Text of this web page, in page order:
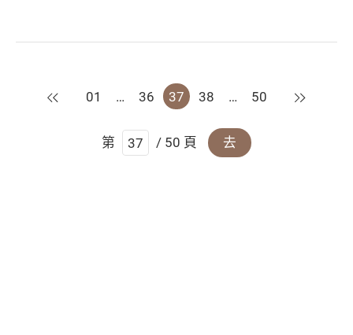
上一頁
01 … 36 37 38 … 50 下一頁
第 / 50 頁 去